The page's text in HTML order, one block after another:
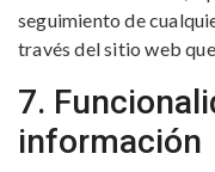
seguimiento de
través del sitio web
7.
información